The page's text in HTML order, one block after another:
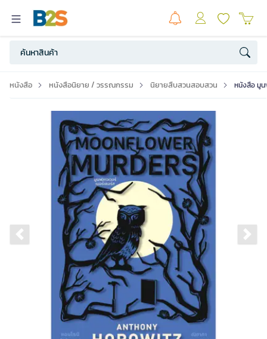
หนังสือ หนังสือนิยาย / วรรณกรรม นิยายสืบสวนสอบสวน หนังสือ มูน
Previous slide